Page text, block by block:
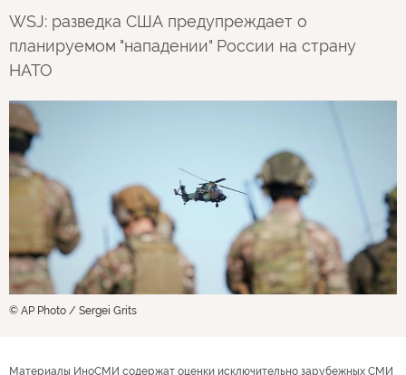
WSJ: разведка США предупреждает о
планируемом "нападении" России на страну
НАТО
© AP Photo / Sergei Grits
Материалы ИноСМИ содержат оценки исключительно зарубежных СМИ